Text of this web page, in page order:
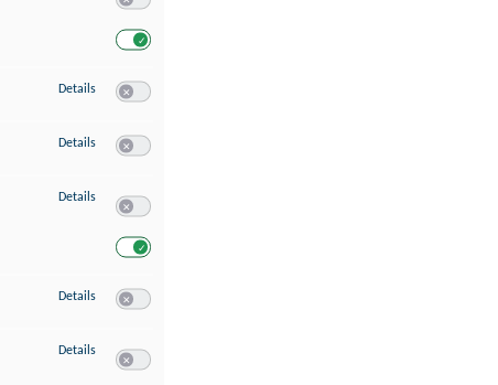
Details zu Erstellung von Profilen für personalisierte Werbung
Details zu Verwendung von Profilen zur Auswahl personalisierter Werbung
Details zu Messung der Werbeleistung
Details zu Messung der Performance von Inhalten
Details zu Analyse von Zielgruppen durch Statistiken oder Kombinationen von